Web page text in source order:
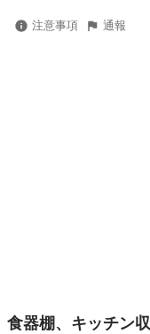
注意事項 通報
食器棚、キッチン